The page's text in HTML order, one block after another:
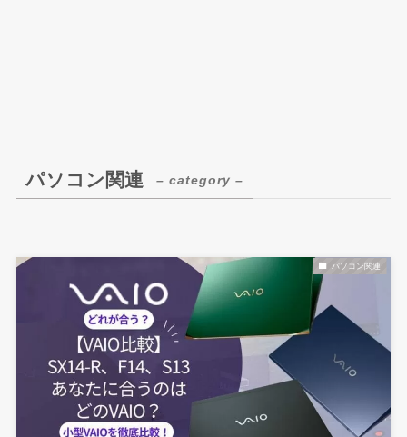
パソコン関連 – category –
パソコン関連